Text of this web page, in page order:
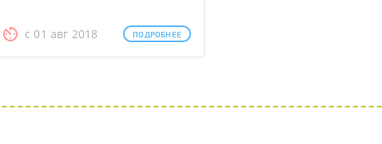
с 01 авг 2018 ПОДРОБНЕЕ